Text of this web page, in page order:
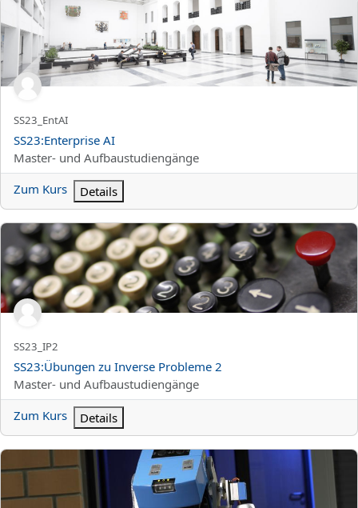
SS23:Enterprise AI
Kurzer Kursname
SS23_EntAI
Kursname
SS23:Enterprise AI
Kursbereich
Master- und Aufbaustudiengänge
Zum Kurs
Details
SS23:Übungen zu Inverse Probleme 2
Kurzer Kursname
SS23_IP2
Kursname
SS23:Übungen zu Inverse Probleme 2
Kursbereich
Master- und Aufbaustudiengänge
Zum Kurs
Details
SS23:Autonomous Mobile Systems